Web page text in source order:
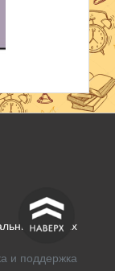
^
данных
и поддержка